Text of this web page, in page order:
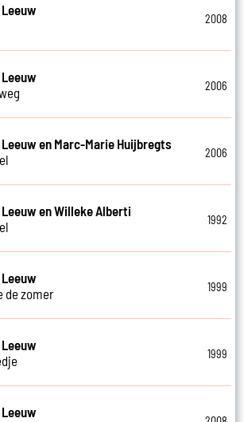
Leeuw
2008
Leeuw
2006
Leeuw en Marc-Marie Huijbregts
2006
Leeuw en Willeke Alberti
1992
Leeuw
de zomer
1999
Leeuw
1999
Leeuw